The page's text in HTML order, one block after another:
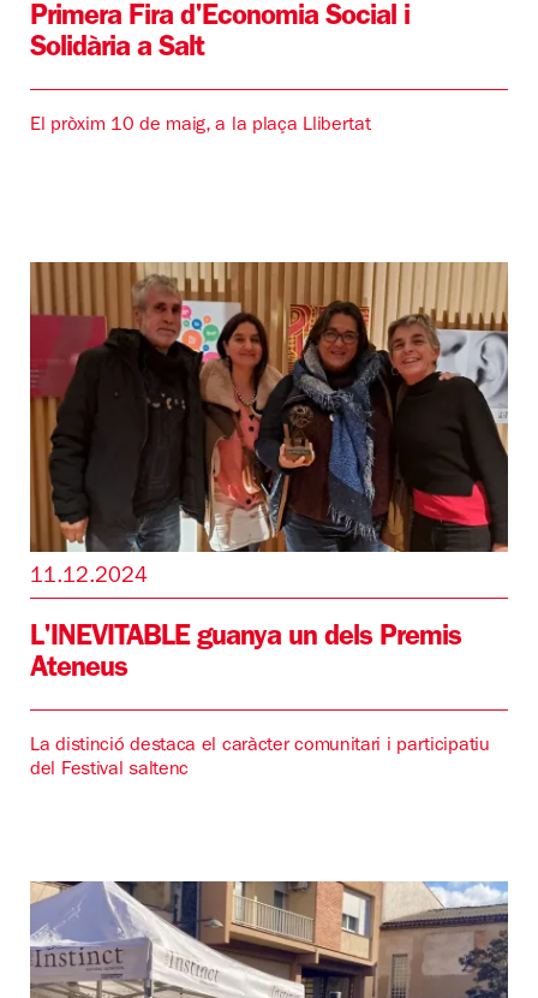
Primera Fira d'Economia Social i
Solidària a Salt
El pròxim 10 de maig, a la plaça Llibertat
11.12.2024
L'INEVITABLE guanya un dels Premis
Ateneus
La distinció destaca el caràcter comunitari i participatiu
del Festival saltenc